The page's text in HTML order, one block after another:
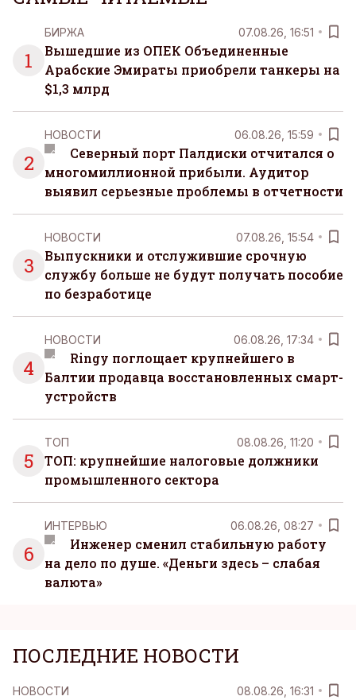
1
БИРЖА 07.08.26, 16:51
Вышедшие из ОПЕК Объединенные
Арабские Эмираты приобрели танкеры на
$1,3 млрд
2
НОВОСТИ 06.08.26, 15:59
Северный порт Палдиски отчитался о
многомиллионной прибыли. Аудитор
выявил серьезные проблемы в отчетности
3
НОВОСТИ 07.08.26, 15:54
Выпускники и отслужившие срочную
службу больше не будут получать пособие
по безработице
4
НОВОСТИ 06.08.26, 17:34
Ringy поглощает крупнейшего в
Балтии продавца восстановленных смарт-
устройств
5
ТОП 08.08.26, 11:20
ТОП: крупнейшие налоговые должники
промышленного сектора
6
ИНТЕРВЬЮ 06.08.26, 08:27
Инженер сменил стабильную работу
на дело по душе. «Деньги здесь – слабая
валюта»
ПОСЛЕДНИЕ НОВОСТИ
НОВОСТИ 08.08.26, 16:31